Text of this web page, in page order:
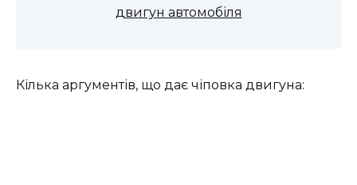
двигун автомобіля
Кілька аргументів, що дає чіповка двигуна: